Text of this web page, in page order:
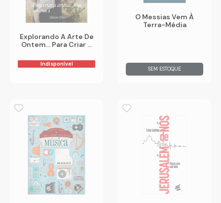
Explorando A Arte De
Ontem... Para Criar A
2 - Vol. 2
Indisponível
O Messias Vem À
Terra-Média
SEM ESTOQUE